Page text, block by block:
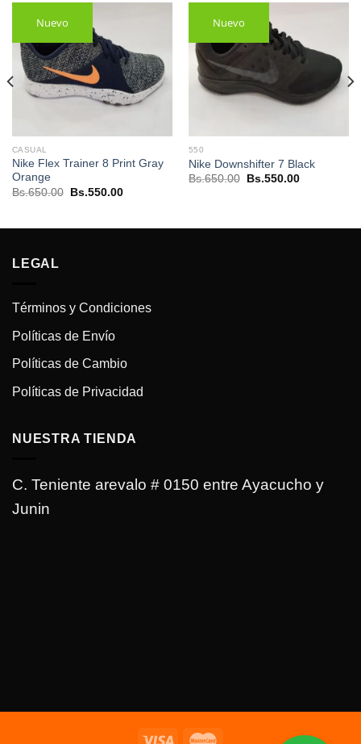
Nuevo
CASUAL
Nike Flex Trainer 8 Print Gray
Orange
Bs.650.00
El
Bs.550.00El
Nuevo
550
Nike Downshifter 7 Black
Bs.650.00
El
Bs.550.00El
LEGAL
Términos y Condiciones
Políticas de Envío
Políticas de Cambio
Políticas de Privacidad
NUESTRA TIENDA
C. Teniente arevalo # 0150 entre Ayacucho y
Junin